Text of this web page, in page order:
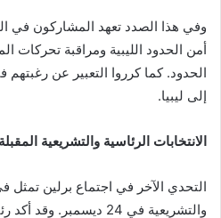
وفي هذا الصدد تعهد المشاركون في
أمن الحدود الليبية ومراقبة تحركات
الحدود. كما كرروا التعبير عن
إلى ليبيا.
الانتخابات الرئاسية والتشريعية
التحدي الآخر في اجتماع برلين تمثل
والتشريعية في 24